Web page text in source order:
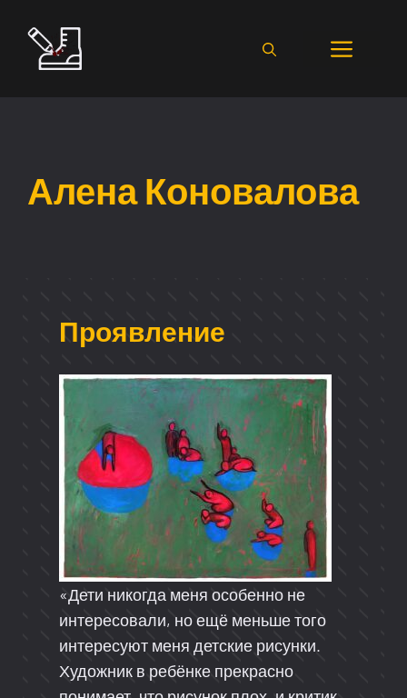
содержимому
Алена Коновалова
Проявление
«Дети никогда меня особенно не
интересовали, но ещё меньше того
интересуют меня детские рисунки.
Художник в ребёнке прекрасно